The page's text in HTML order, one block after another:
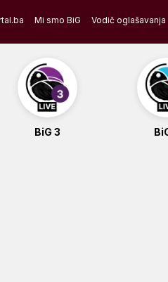
Mi smo BiG Vodič oglašavanja
BiG 3